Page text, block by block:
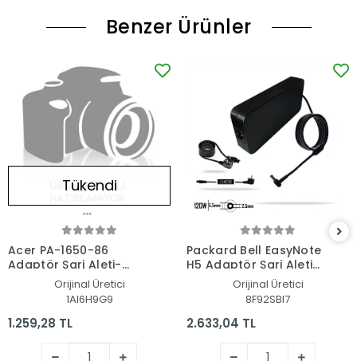
Benzer Ürünler
Tükendi
Acer PA-1650-86
Adaptör Şarj Aleti-
Orijinal Üretici
1AI6H9G9
1.259,28 TL
Packard Bell EasyNote
H5 Adaptör Şarj Aleti-
Orijinal Üretici
8F92SBI7
2.633,04 TL